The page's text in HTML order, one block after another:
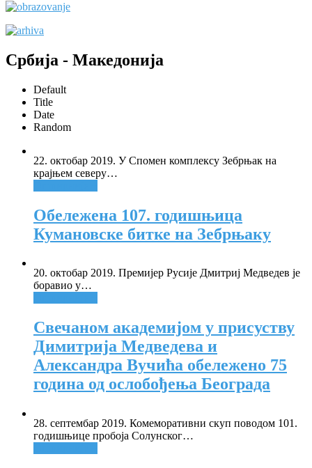
Србија - Македонија
Default
Title
Date
Random
22. октобар 2019. У Спомен комплексу Зебрњак на
крајњем северу…
Обележена 107. годишњица
Кумановске битке на Зебрњаку
20. октобар 2019. Премијер Русије Дмитриј Медведев је
боравио у…
Свечаном академијом у присуству
Димитрија Медведева и
Александра Вучића обележено 75
година од ослобођења Београда
28. септембар 2019. Комеморативни скуп поводом 101.
годишњице пробоја Солунског…